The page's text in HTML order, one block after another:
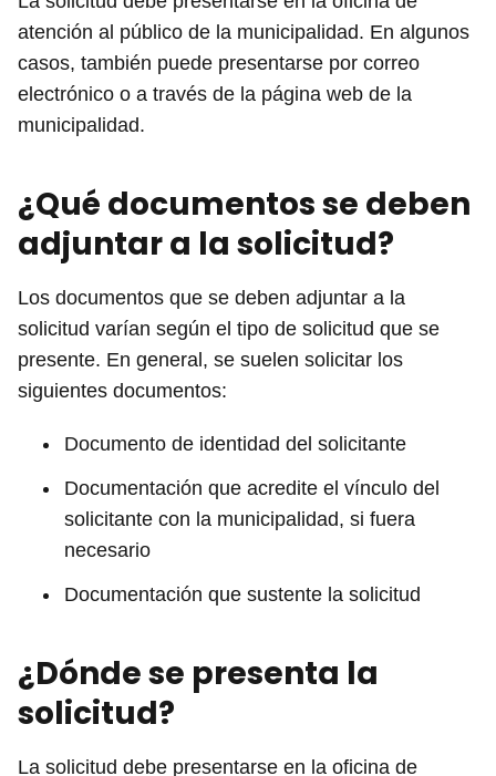
atención al público de la municipalidad. En algunos
casos, también puede presentarse por correo
electrónico o a través de la página web de la
municipalidad.
¿Qué documentos se deben
adjuntar a la solicitud?
Los documentos que se deben adjuntar a la
solicitud varían según el tipo de solicitud que se
presente. En general, se suelen solicitar los
siguientes documentos:
Documento de identidad del solicitante
Documentación que acredite el vínculo del
solicitante con la municipalidad, si fuera
necesario
Documentación que sustente la solicitud
¿Dónde se presenta la
solicitud?
La solicitud debe presentarse en la oficina de